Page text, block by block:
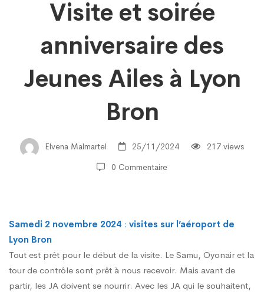
soirée
anniversaire
des
Ailes
à
Visite et soirée
anniversaire des
Jeunes Ailes à Lyon
Bron
Elvena Malmartel 25/11/2024
217 views
0 Commentaire
Samedi 2 novembre 2024 : visites sur l’aéroport de
Lyon Bron
Tout est prêt pour le début de la visite. Le Samu, Oyonair et la
tour de contrôle sont prêt à nous recevoir. Mais avant de
partir, les JA doivent se nourrir. Avec les JA qui le souhaitent,